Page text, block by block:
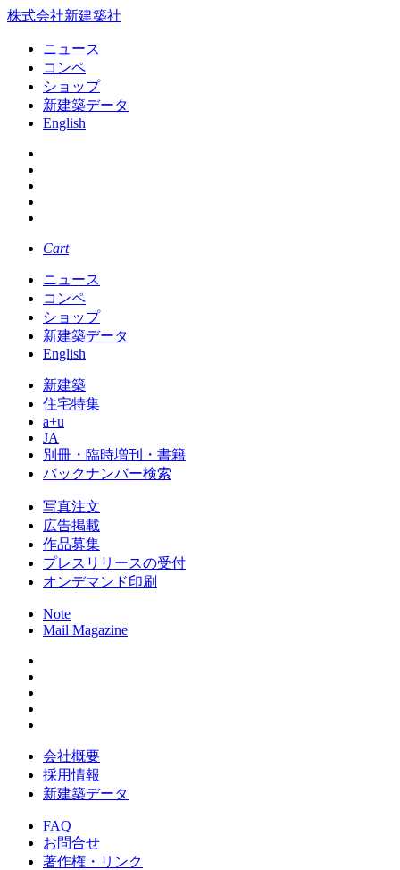
株式会社新建築社
ニュース
コンペ
ショップ
新建築データ
English
Cart
ニュース
コンペ
ショップ
新建築データ
English
新建築
住宅特集
a+u
JA
別冊・臨時増刊・書籍
バックナンバー検索
写真注文
広告掲載
作品募集
プレスリリースの受付
オンデマンド印刷
Note
Mail Magazine
会社概要
採用情報
新建築データ
FAQ
お問合せ
著作権・リンク